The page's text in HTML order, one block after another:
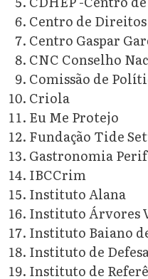
Centro de Direitos
Centro Gaspar
CNC Conselho
Comissão de
Criola
Eu Me Protejo
Fundação Tide
Gastronomia
IBCCrim
Instituto Alana
Instituto Árvores
Instituto Baiano
Instituto de
Instituto de